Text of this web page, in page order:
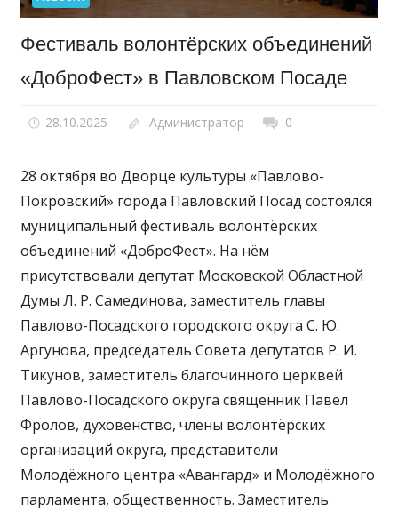
Фестиваль волонтёрских объединений
«ДоброФест» в Павловском Посаде
28.10.2025 Администратор 0
28 октября во Дворце культуры «Павлово-
Покровский» города Павловский Посад состоялся
муниципальный фестиваль волонтёрских
объединений «ДоброФест». На нём
присутствовали депутат Московской Областной
Думы Л. Р. Самединова, заместитель главы
Павлово-Посадского городского округа С. Ю.
Аргунова, председатель Совета депутатов Р. И.
Тикунов, заместитель благочинного церквей
Павлово-Посадского округа священник Павел
Фролов, духовенство, члены волонтёрских
организаций округа, представители
Молодёжного центра «Авангард» и Молодёжного
парламента, общественность. Заместитель